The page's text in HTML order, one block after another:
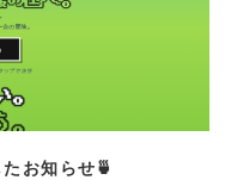
お知らせ🍵